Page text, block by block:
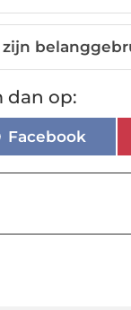
dan op:
Facebook